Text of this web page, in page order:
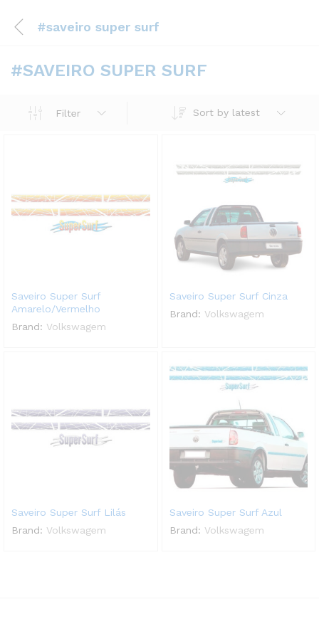
#saveiro super surf
#SAVEIRO SUPER SURF
Filter Sort by latest
Saveiro Super Surf
Amarelo/Vermelho
Brand: Volkswagem
Saveiro Super Surf Cinza
Brand: Volkswagem
Saveiro Super Surf Lilás
Brand: Volkswagem
Saveiro Super Surf Azul
Brand: Volkswagem